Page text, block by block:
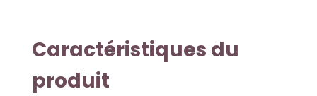
Caractéristiques du
produit